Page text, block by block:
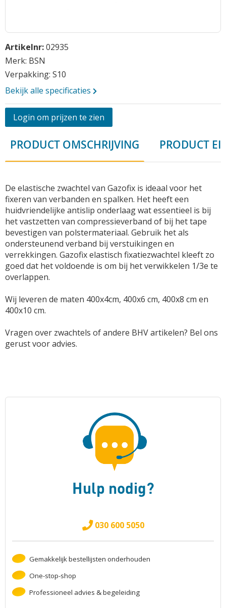
Artikelnr:02935
Merk: BSN
Verpakking: S10
Bekijk alle specificaties
Login om prijzen te zien
naar
het
begin
de
afbeeldingen-
gallerij
PRODUCT OMSCHRIJVING PRODUCT
De elastische zwachtel van Gazofix is ideaal voor het
fixeren van verbanden en spalken. Het heeft een
huidvriendelijke antislip onderlaag wat essentieel is bij
het vastzetten van compressieverband of bij het tape
bevestigen van polstermateriaal. Gebruik het als
ondersteunend verband bij verstuikingen en
verrekkingen. Gazofix elastisch fixatiezwachtel kleeft zo
goed dat het voldoende is om bij het verwikkelen 1/3e te
overlappen.
Wij leveren de maten 400x4cm, 400x6 cm, 400x8 cm en
400x10 cm.
Vragen over zwachtels of andere BHV artikelen? Bel ons
gerust voor advies.
Hulp nodig?
030 600 5050
Gemakkelijk bestellijsten onderhouden
One-stop-shop
Professioneel advies & begeleiding